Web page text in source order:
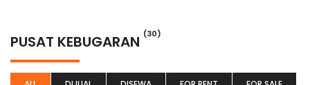
PUSAT KEBUGARAN (30)